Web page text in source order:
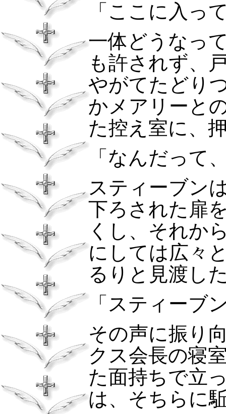
「ここに入っ
一体どうなっ
も許されず、
やがてたどり
かメアリーと
た控え室に、
「なんだって
スティーブン
下ろされた扉
くし、それか
にしては広々
るりと見渡し
「スティーブ
その声に振り
クス会長の寝
た面持ちで立
は、そちらに